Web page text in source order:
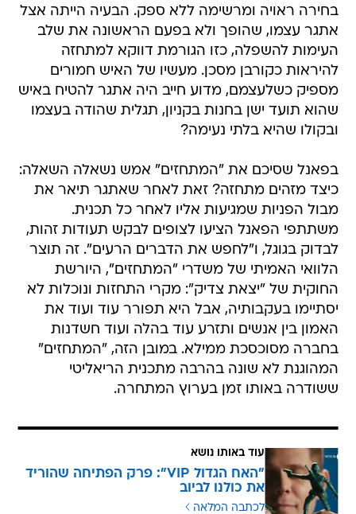
בחירה ראויה ומרשימה ללא ספק. הבעיה הייתה אצל
אתגר עצמו, שהופך ולא בפעם הראשונה את שלב
העימות להשפלה, כזו הגורמת דווקא למתחזה
להיראות כקורבן מסכן. מעשיו של האיש חמורים
מספיק כשלעצמם, מדוע חייב היה אתגר להטיח באיש
שהוא תועד ישן בחנות בקניון, תגלית שהודה בעצמו
ובקולו שהיא בלתי נעימה?
בפאנל שסיכם את "המתחזים" אמש נשאלה השאלה:
כיצד מזהים מתחזה? זאת לאחר שאתגר תיאר את
מבול הפניות שמגיעות אליו לאחר כל תכנית.
משתתפי הפאנל הציעו לצופים לבקש תעודות זהות,
לבדוק בגוגל, ו"לחפש את הדברים הרעים". זה תוצר
הלוואי האמיתי של משדרי "המתחזים", היורשת
החוקית של "יצאת צדיק": מקרי התחזות ונוכלות לא
יסתיימו בעקבותיה, אבל היא תפורר עוד ועוד את
האמון בין אנשים ותזרע עוד בהלה ועוד חשדנות
בחברה מסוכסכת ממילא. במובן הזה, "המתחזים"
המהוגנת לא שונה בהרבה מתכנית הריאליטי
ששודרה באותו זמן בערוץ המתחרה.
עוד באותו נושא
"האח הגדול VIP": פרק הפתיחה שהוריד
את כולנו לביוב
לכתבה המלאה